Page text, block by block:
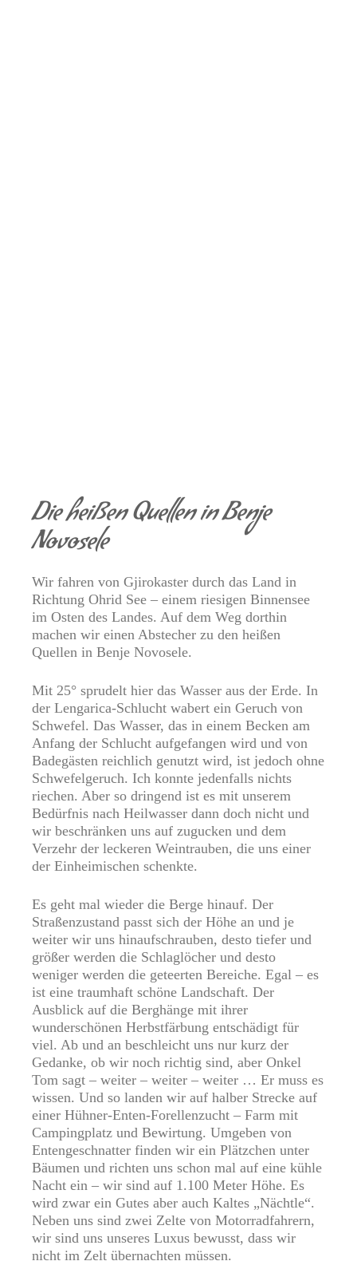
Die heißen Quellen in Benje
Novosele
Wir fahren von Gjirokaster durch das Land in
Richtung Ohrid See – einem riesigen Binnensee
im Osten des Landes. Auf dem Weg dorthin
machen wir einen Abstecher zu den heißen
Quellen in Benje Novosele.
Mit 25° sprudelt hier das Wasser aus der Erde. In
der Lengarica-Schlucht wabert ein Geruch von
Schwefel. Das Wasser, das in einem Becken am
Anfang der Schlucht aufgefangen wird und von
Badegästen reichlich genutzt wird, ist jedoch ohne
Schwefelgeruch. Ich konnte jedenfalls nichts
riechen. Aber so dringend ist es mit unserem
Bedürfnis nach Heilwasser dann doch nicht und
wir beschränken uns auf zugucken und dem
Verzehr der leckeren Weintrauben, die uns einer
der Einheimischen schenkte.
Es geht mal wieder die Berge hinauf. Der
Straßenzustand passt sich der Höhe an und je
weiter wir uns hinaufschrauben, desto tiefer und
größer werden die Schlaglöcher und desto
weniger werden die geteerten Bereiche. Egal – es
ist eine traumhaft schöne Landschaft. Der
Ausblick auf die Berghänge mit ihrer
wunderschönen Herbstfärbung entschädigt für
viel. Ab und an beschleicht uns nur kurz der
Gedanke, ob wir noch richtig sind, aber Onkel
Tom sagt – weiter – weiter – weiter … Er muss es
wissen. Und so landen wir auf halber Strecke auf
einer Hühner-Enten-Forellenzucht – Farm mit
Campingplatz und Bewirtung. Umgeben von
Entengeschnatter finden wir ein Plätzchen unter
Bäumen und richten uns schon mal auf eine kühle
Nacht ein – wir sind auf 1.100 Meter Höhe. Es
wird zwar ein Gutes aber auch Kaltes „Nächtle“.
Neben uns sind zwei Zelte von Motorradfahrern,
wir sind uns unseres Luxus bewusst, dass wir
nicht im Zelt übernachten müssen.